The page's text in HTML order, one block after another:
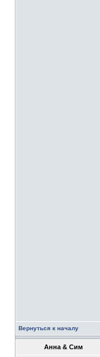
Вернуться к началу
Анна & Сим